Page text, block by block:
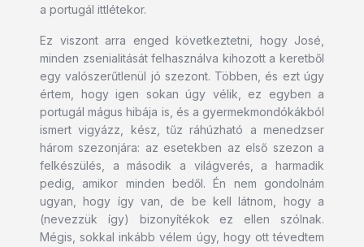
a portugál ittlétekor.
Ez viszont arra enged következtetni, hogy José,
minden zsenialitását felhasználva kihozott a keretből
egy valószerűtlenül jó szezont. Többen, és ezt úgy
értem, hogy igen sokan úgy vélik, ez egyben a
portugál mágus hibája is, és a gyermekmondókákból
ismert vigyázz, kész, tűz ráhúzható a menedzser
három szezonjára: az esetekben az első szezon a
felkészülés, a második a világverés, a harmadik
pedig, amikor minden bedől. Én nem gondolnám
ugyan, hogy így van, de be kell látnom, hogy a
(nevezzük így) bizonyítékok ez ellen szólnak.
Mégis, sokkal inkább vélem úgy, hogy ott tévedtem